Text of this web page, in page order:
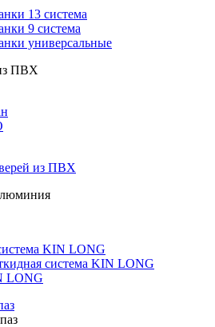
13 система
9 система
универсальные
ПВХ
из ПВХ
KIN LONG
система KIN LONG
LONG